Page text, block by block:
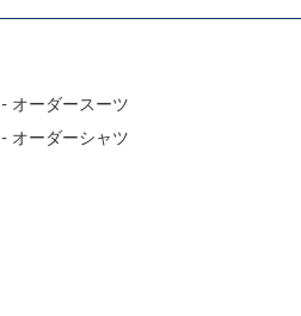
- オーダースーツ
- オーダーシャツ